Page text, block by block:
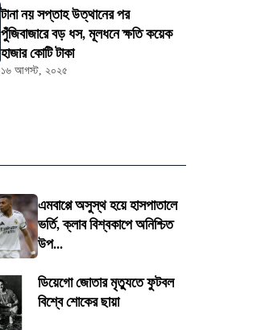
টানা নয় সপ্তাহ উত্থানের পর
পুঁজিবাজারে বড় ধস, মূলধনে ক্ষতি কয়েক
হাজার কোটি টাকা
১৬ আগস্ট, ২০২৫
এমবাপ্পে অসুস্থ হয়ে হাসপাতালে
ভর্তি, ক্লাব বিশ্বকাপে অনিশ্চিত
উপ...
ডিয়েগো জোতার মৃত্যুতে ফুটবল
বিশ্বে শোকের ছায়া